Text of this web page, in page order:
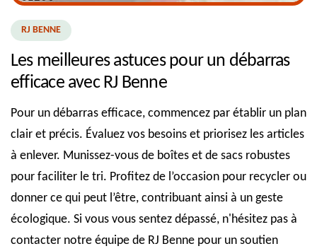
RJ BENNE
Les meilleures astuces pour un débarras
efficace avec RJ Benne
Pour un débarras efficace, commencez par établir un plan
clair et précis. Évaluez vos besoins et priorisez les articles
à enlever. Munissez-vous de boîtes et de sacs robustes
pour faciliter le tri. Profitez de l’occasion pour recycler ou
donner ce qui peut l’être, contribuant ainsi à un geste
écologique. Si vous vous sentez dépassé, n'hésitez pas à
contacter notre équipe de RJ Benne pour un soutien